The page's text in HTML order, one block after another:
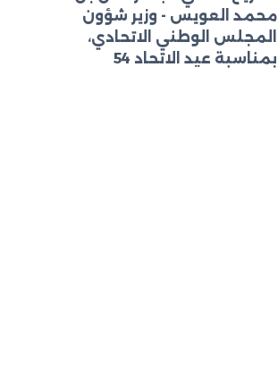
محمد العويس - وزير شؤون
المجلس الوطني الاتحادي،
بمناسبة عيد الاتحاد 54